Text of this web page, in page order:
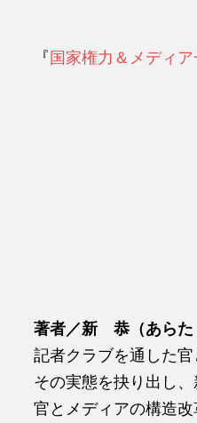
『 国家権力＆メディ
著者／新 恭（あらた
記者クラブを通した
その実態を抉り出し
官とメディアの構造改